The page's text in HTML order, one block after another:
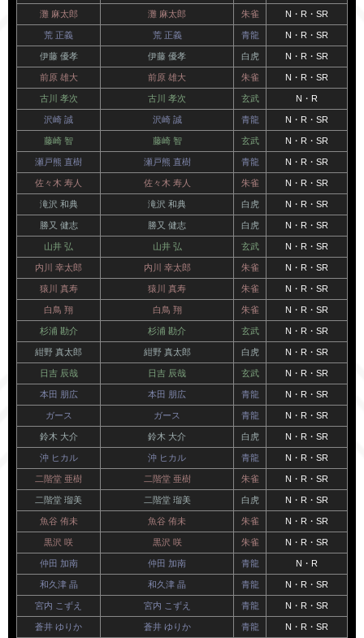
灘 麻太郎 灘 麻太郎 朱雀 N・R・SR
荒 正義 荒 正義 青龍 N・R・SR
伊藤 優孝 伊藤 優孝 白虎 N・R・SR
前原 雄大 前原 雄大 朱雀 N・R・SR
古川 孝次 古川 孝次 玄武 N・R
沢崎 誠 沢崎 誠 青龍 N・R・SR
藤崎 智 藤崎 智 玄武 N・R・SR
瀬戸熊 直樹 瀬戸熊 直樹 青龍 N・R・SR
佐々木 寿人 佐々木 寿人 朱雀 N・R・SR
滝沢 和典 滝沢 和典 白虎 N・R・SR
勝又 健志 勝又 健志 白虎 N・R・SR
山井 弘 山井 弘 玄武 N・R・SR
内川 幸太郎 内川 幸太郎 朱雀 N・R・SR
猿川 真寿 猿川 真寿 朱雀 N・R・SR
白鳥 翔 白鳥 翔 朱雀 N・R・SR
杉浦 勘介 杉浦 勘介 玄武 N・R・SR
紺野 真太郎 紺野 真太郎 白虎 N・R・SR
日吉 辰哉 日吉 辰哉 玄武 N・R・SR
本田 朋広 本田 朋広 青龍 N・R・SR
ガース ガース 青龍 N・R・SR
鈴木 大介 鈴木 大介 白虎 N・R・SR
沖 ヒカル 沖 ヒカル 青龍 N・R・SR
二階堂 亜樹 二階堂 亜樹 朱雀 N・R・SR
二階堂 瑠美 二階堂 瑠美 白虎 N・R・SR
魚谷 侑未 魚谷 侑未 朱雀 N・R・SR
黒沢 咲 黒沢 咲 朱雀 N・R・SR
仲田 加南 仲田 加南 青龍 N・R
和久津 晶 和久津 晶 青龍 N・R・SR
宮内 こずえ 宮内 こずえ 青龍 N・R・SR
蒼井 ゆりか 蒼井 ゆりか 青龍 N・R・SR